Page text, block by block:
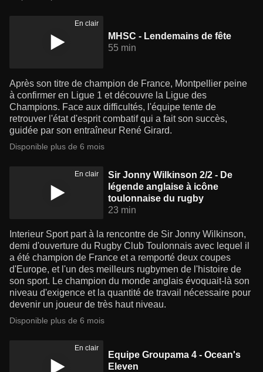
En clair
MHSC - Lendemains de fête
55 min
Après son titre de champion de France, Montpellier peine
à confirmer en Ligue 1 et découvre la Ligue des
Champions. Face aux difficultés, l'équipe tente de
retrouver l'état d'esprit combatif qui a fait son succès,
guidée par son entraîneur René Girard.
Disponible plus de 6 mois
En clair
Sir Jonny Wilkinson 2/2 - De
légende anglaise à icône
toulonnaise du rugby
23 min
Interieur Sport part à la rencontre de Sir Jonny Wilkinson,
demi d'ouverture du Rugby Club Toulonnais avec lequel il
a été champion de France et a remporté deux coupes
d'Europe, et l'un des meilleurs rugbymen de l'histoire de
son sport. Le champion du monde anglais évoquait-là son
niveau d'exigence et la quantité de travail nécessaire pour
devenir un joueur de très haut niveau.
Disponible plus de 6 mois
En clair
Equipe Groupama 4 - Ocean's
Eleven